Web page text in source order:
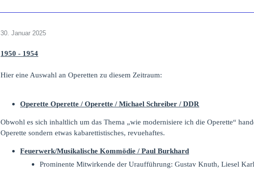
30. Januar 2025
1950 - 1954
Hier eine Auswahl an Operetten zu diesem Zeitraum:
Operette Operette / Operette / Michael Schreiber / DDR
Obwohl es sich inhaltlich um das Thema „wie modernisiere ich die Operette“
Operette sondern etwas kabarettistisches, revuehaftes.
Feuerwerk/Musikalische Kommödie / Paul Burkhard
Prominente Mitwirkende der Uraufführung: Gustav Knuth, Liesel